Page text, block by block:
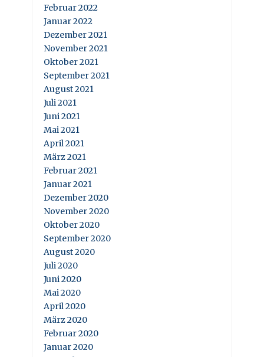
Februar 2022
Januar 2022
Dezember 2021
November 2021
Oktober 2021
September 2021
August 2021
Juli 2021
Juni 2021
Mai 2021
April 2021
März 2021
Februar 2021
Januar 2021
Dezember 2020
November 2020
Oktober 2020
September 2020
August 2020
Juli 2020
Juni 2020
Mai 2020
April 2020
März 2020
Februar 2020
Januar 2020